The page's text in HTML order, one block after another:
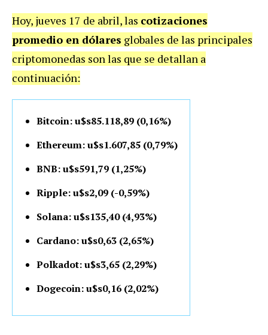
Hoy, jueves 17 de abril, las cotizaciones
promedio en dólares globales de las principales
criptomonedas son las que se detallan a
continuación:
Bitcoin: u$s85.118,89 (0,16%)
Ethereum: u$s1.607,85 (0,79%)
BNB: u$s591,79 (1,25%)
Ripple: u$s2,09 (-0,59%)
Solana: u$s135,40 (4,93%)
Cardano: u$s0,63 (2,65%)
Polkadot: u$s3,65 (2,29%)
Dogecoin: u$s0,16 (2,02%)